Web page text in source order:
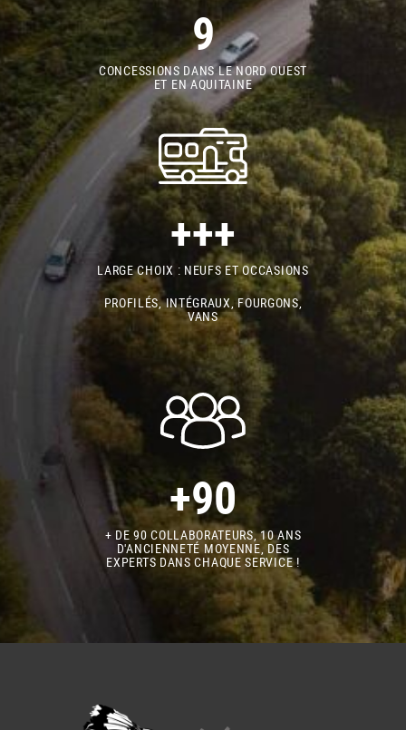
9
CONCESSIONS DANS LE NORD OUEST
ET EN AQUITAINE
+++
LARGE CHOIX : NEUFS ET OCCASIONS
PROFILÉS, INTÉGRAUX, FOURGONS,
VANS
+90
+ DE 90 COLLABORATEURS, 10 ANS
D'ANCIENNETÉ MOYENNE, DES
EXPERTS DANS CHAQUE SERVICE !